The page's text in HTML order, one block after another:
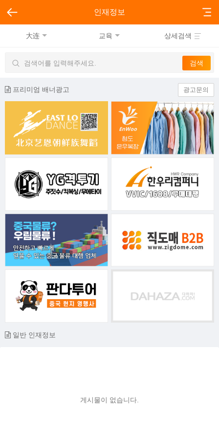
인재정보
大连 교육 상세검색
프리미엄 배너광고 광고문의
일반 인재정보
게시물이 없습니다.